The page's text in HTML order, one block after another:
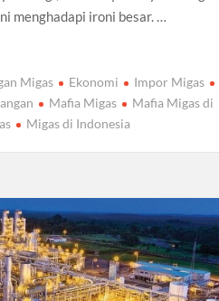
menghadapi ironi besar. …
Migas Ekonomi
Impor Migas
Mafia Migas
Mafia Migas di
Migas di Indonesia